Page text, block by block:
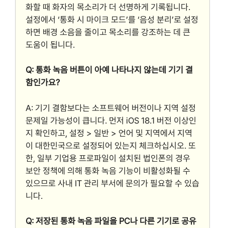
화할 때 화자의 목소리가 더 선명하게 기록됩니다.
설정에서 ‘통화 시 마이크 모드’를 ‘음성 분리’로 설정
하면 배경 소음을 줄이고 목소리를 강조하는 데 큰
도움이 됩니다.
Q: 통화 녹음 버튼이 아예 나타나지 않는데 기기 결
함인가요?
A: 기기 결함보다는 소프트웨어 버전이나 지역 설정
문제일 가능성이 큽니다. 먼저 iOS 18.1 버전 이상인
지 확인하고, 설정 > 일반 > 언어 및 지역에서 지역
이 대한민국으로 설정되어 있는지 체크하십시오. 또
한, 일부 기업용 프로파일이 설치된 법인폰의 경우
보안 정책에 의해 통화 녹음 기능이 비활성화될 수
있으므로 사내 IT 관리 부서에 문의가 필요할 수 있습
니다.
Q: 저장된 통화 녹음 파일을 PC나 다른 기기로 공유